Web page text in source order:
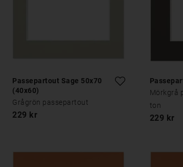
Passepartout Sage 50x70
(40x60)
Grågrön passepartout
229 kr
Mörkgrå
ton
229 kr